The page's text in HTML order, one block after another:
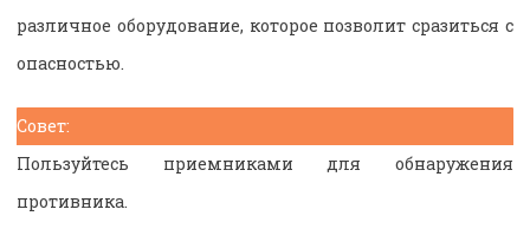
различное оборудование, которое позволит сразиться с
опасностью.
Совет:
Пользуйтесь приемниками для обнаружения
противника.